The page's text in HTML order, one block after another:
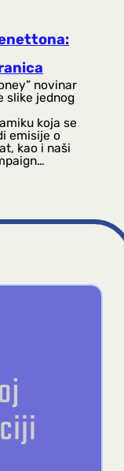
novinar
slike jednog
koja se
emisije o
kao i naši